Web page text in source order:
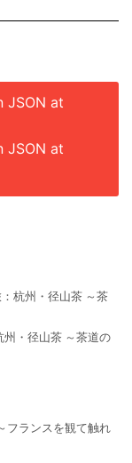
JSON at
JSON at
杭州・径山茶 ～茶
・径山茶 ～茶道の
フランスを観て触れ